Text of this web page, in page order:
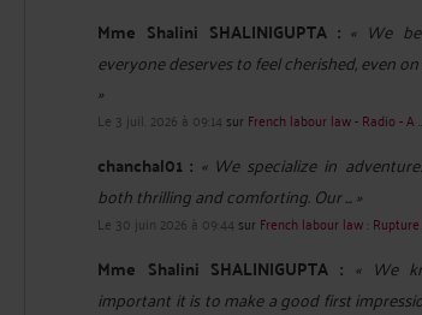
Mme Shalini SHALINIGUPTA : « We
everyone deserves to feel cherished, even
»
Le 3 juil. 2026 à 09:14 sur French labour law - Radio - A
chanchal01 : « We specialize in
both thrilling and comforting. Our ... »
Le 30 juin 2026 à 09:44 sur French labour law : Rupture
Mme Shalini SHALINIGUPTA : « We
important it is to make a good first